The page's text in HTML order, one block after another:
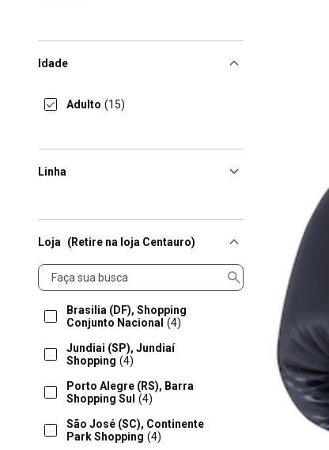
Idade
Adulto (15)
Linha
Loja (Retire na loja Centauro)
Loja
Brasilia (DF), Shopping
Conjunto Nacional (4)
Jundiai (SP), Jundiaí
Shopping (4)
Porto Alegre (RS), Barra
Shopping Sul (4)
São José (SC), Continente
Park Shopping (4)